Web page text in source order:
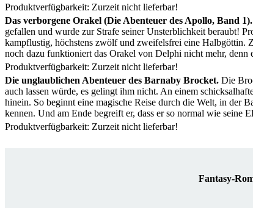
Produktverfügbarkeit: Zurzeit nicht lieferbar!
Das verborgene Orakel (Die Abenteuer des Apollo, Band 1).
gefallen und wurde zur Strafe seiner Unsterblichkeit beraubt!
kampflustig, höchstens zwölf und zweifelsfrei eine Halbgöttin.
noch dazu funktioniert das Orakel von Delphi nicht mehr,
Produktverfügbarkeit: Zurzeit nicht lieferbar!
Die unglaublichen Abenteuer des Barnaby Brocket. Die
auch lassen würde, es gelingt ihm nicht. An einem
hinein. So beginnt eine magische Reise durch die Welt, in der
kennen. Und am Ende begreift er, dass er so normal wie seine
Produktverfügbarkeit: Zurzeit nicht lieferbar!
Fantasy-